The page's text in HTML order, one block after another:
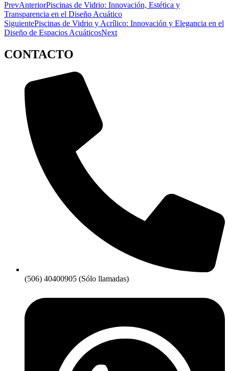
PrevAnteriorPiscinas de Vidrio: Innovación, Estética y
Transparencia en el Diseño Acuático
SiguientePiscinas de Vidrio y Acrílico: Innovación y Elegancia en el
Diseño de Espacios AcuáticosNext
CONTACTO
(506) 40400905 (Sólo llamadas)